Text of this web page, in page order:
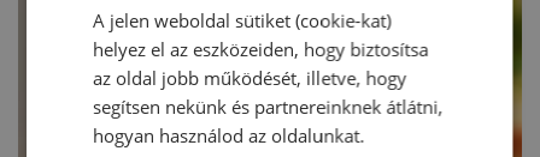
A jelen weboldal sütiket (cookie-kat)
helyez el az eszközeiden, hogy biztosítsa
az oldal jobb működését, illetve, hogy
segítsen nekünk és partnereinknek átlátni,
hogyan használod az oldalunkat.